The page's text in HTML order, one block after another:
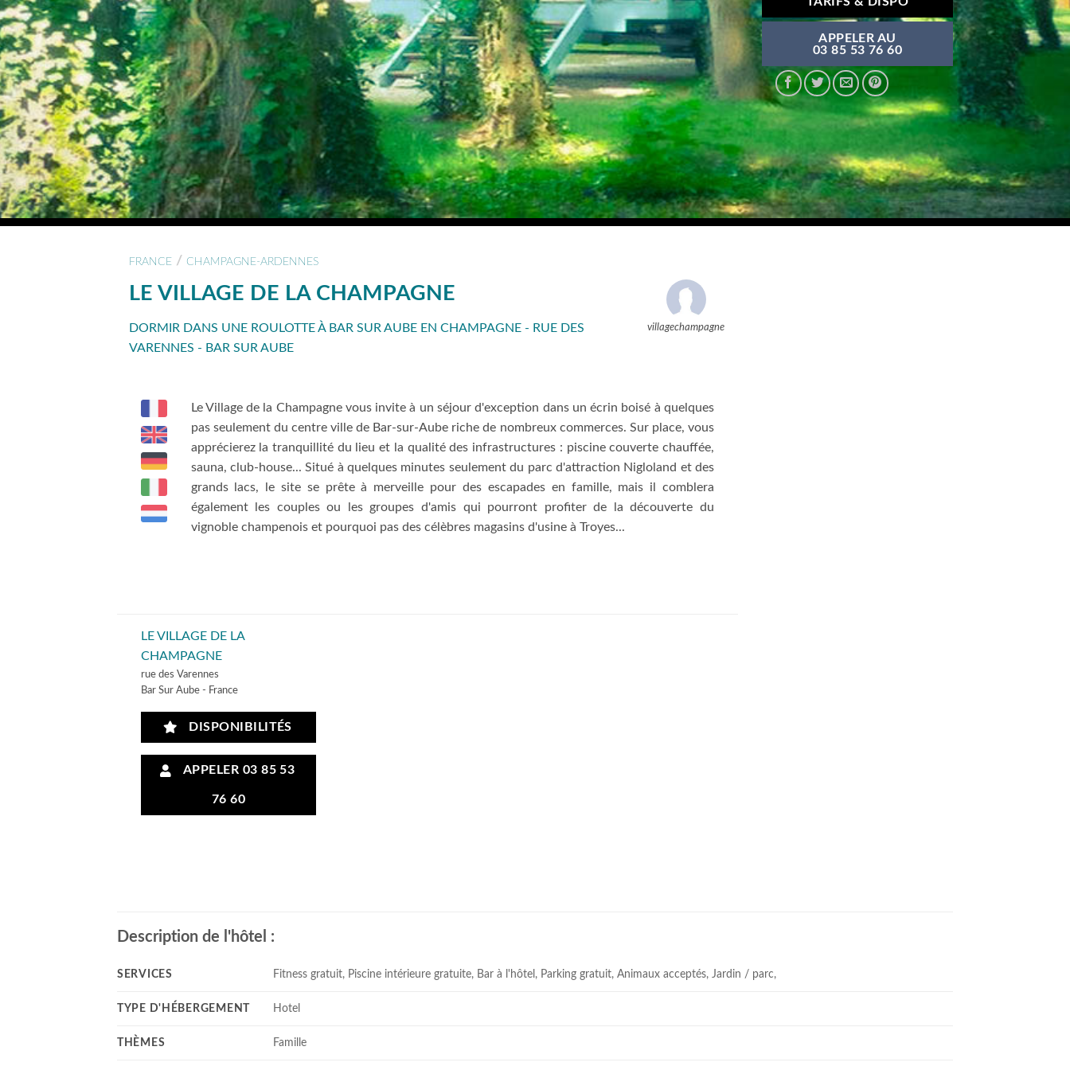
FRANCE / CHAMPAGNE-ARDENNES
LE VILLAGE DE LA CHAMPAGNE
DORMIR DANS UNE ROULOTTE À BAR SUR AUBE EN CHAMPAGNE - RUE DES
VARENNES - BAR SUR AUBE
villagechampagne
Le Village de la Champagne vous invite à un séjour d'exception dans un écrin boisé à quelques
pas seulement du centre ville de Bar-sur-Aube riche de nombreux commerces. Sur place, vous
apprécierez la tranquillité du lieu et la qualité des infrastructures : piscine couverte chauffée,
sauna, club-house... Situé à quelques minutes seulement du parc d'attraction Nigloland et des
grands lacs, le site se prête à merveille pour des escapades en famille, mais il comblera
également les couples ou les groupes d'amis qui pourront profiter de la découverte du
vignoble champenois et pourquoi pas des célèbres magasins d'usine à Troyes...
LE VILLAGE DE LA
CHAMPAGNE
rue des Varennes
Bar Sur Aube - France
DISPONIBILITÉS
APPELER 03 85 53
76 60
APPELER AU
03 85 53 76 60
Description de l'hôtel :
SERVICES Fitness gratuit, Piscine intérieure gratuite, Bar à l'hôtel, Parking gratuit, Animaux acceptés, Jardin / parc,
TYPE D'HÉBERGEMENT Hotel
THÈMES Famille